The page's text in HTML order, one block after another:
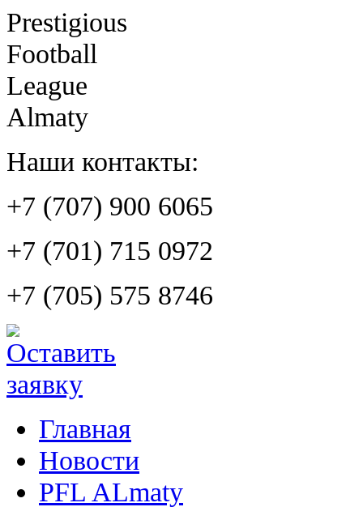
Prestigious
Football
League
Almaty
Наши контакты:
+7 (707) 900 6065
+7 (701) 715 0972
+7 (705) 575 8746
Главная
Новости
PFL ALmaty